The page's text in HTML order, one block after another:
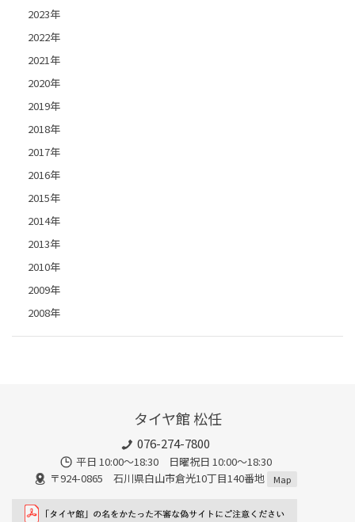
2023年
2022年
2021年
2020年
2019年
2018年
2017年
2016年
2015年
2014年
2013年
2010年
2009年
2008年
タイヤ館 松任
076-274-7800
平日 10:00～18:30 日曜祝日 10:00～18:30
〒924-0865 石川県白山市倉光10丁目140番地
Map